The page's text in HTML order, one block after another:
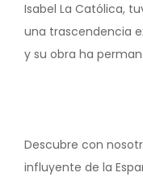
Isabel La Católica,
una trascendencia
y su obra ha
Descubre con
influyente de la